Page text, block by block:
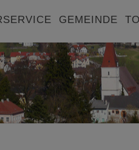
GEMEINDE